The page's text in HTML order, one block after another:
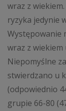
wraz z
ryzyka jedynie
Występowanie
wraz z wiekiem
Niepomyślne
stwierdzano u
(odpowiednio
grupie 66-80